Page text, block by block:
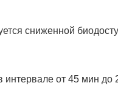
сниженной
от 45 мин до